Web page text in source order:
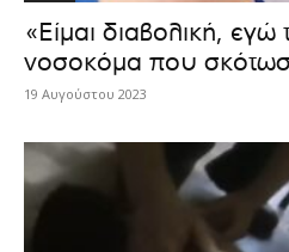
«Είμαι διαβολική,
νοσοκόμα που
19 Αυγούστου 2023